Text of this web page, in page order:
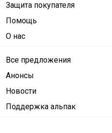
Защита покупателя
Помощь
О нас
Все предложения
Анонсы
Новости
Поддержка альпак